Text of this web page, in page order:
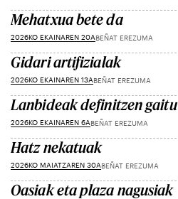
Mehatxua bete da
2026KO EKAINAREN 20ABEÑAT EREZUMA
Gidari artifizialak
2026KO EKAINAREN 13ABEÑAT EREZUMA
Lanbideak definitzen gaitu
2026KO EKAINAREN 6ABEÑAT EREZUMA
Hatz nekatuak
2026KO MAIATZAREN 30ABEÑAT EREZUMA
Oasiak eta plaza nagusiak